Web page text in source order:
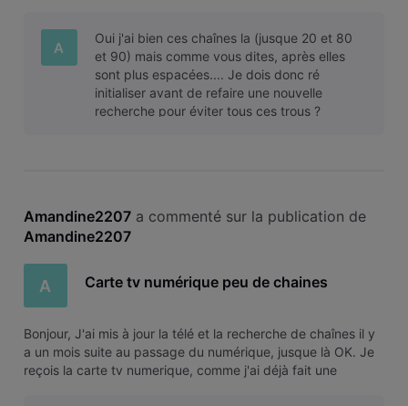
40 a 5
A
Oui j'ai bien ces chaînes la (jusque 20 et 80
et 90) mais comme vous dites, après elles
sont plus espacées.... Je dois donc ré
initialiser avant de refaire une nouvelle
recherche pour éviter tous ces trous ?
Amandine2207 a commenté sur la publication de
Amandine2207
A Carte tv numérique peu de chaines
Bonjour, J'ai mis à jour la télé et la recherche de chaînes il y
a un mois suite au passage du numérique, jusque là OK. Je
reçois la carte tv numerique, comme j'ai déjà fait une